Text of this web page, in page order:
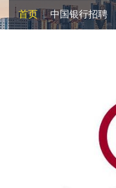
首页 中国银行招聘